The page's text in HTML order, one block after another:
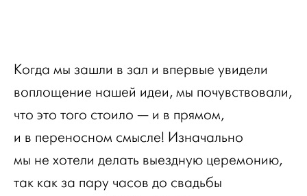
Когда мы зашли в зал и впервые увидели
воплощение нашей идеи, мы почувствовали,
что это того стоило — и в прямом,
и в переносном смысле! Изначально
мы не хотели делать выездную церемонию,
так как за пару часов до свадьбы